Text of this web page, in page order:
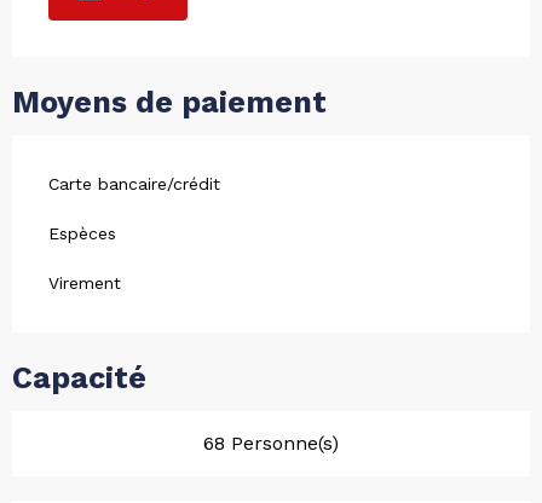
Moyens de paiement
Carte bancaire/crédit
Espèces
Virement
Capacité
68 Personne(s)